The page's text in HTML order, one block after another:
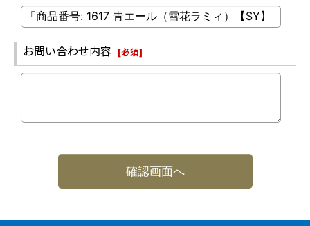
お問い合わせ内容 [必須]
確認画面へ